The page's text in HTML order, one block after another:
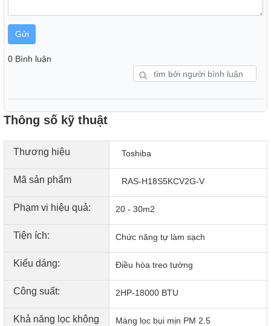
Công nghệ Magic Coil – Bảo vệ dàn lạnh, nâng
cao độ bền
Toshiba trang bị cho sản phẩm lớp phủ đặc biệt Magic Coil
bẩn sẽ không còn là nỗi lo thường trực, đồng thời tăng
Gửi
0 Bình luận
Thông số kỹ thuật
Thương hiệu Toshiba
Mã sản phẩm RAS-H18S5KCV2G-V
Phạm vi hiệu quả: 20 - 30m2
Tiện ích: Chức năng tự làm sạch
Kiểu dáng: Điều hòa treo tường
Công suất: 2HP-18000 BTU
Khả năng lọc không
Màng lọc bụi mịn PM 2.5